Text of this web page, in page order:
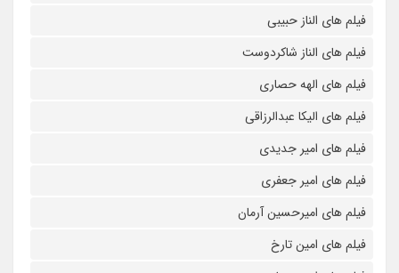
فیلم های الناز حبیبی
فیلم های الناز شاکردوست
فیلم های الهه حصاری
فیلم های الیکا عبدالرزاقی
فیلم های امیر جدیدی
فیلم های امیر جعفری
فیلم های امیرحسین آرمان
فیلم های امین تارخ